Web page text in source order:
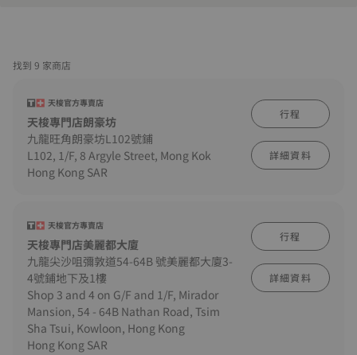
找到 9 家商店
天梭官方專賣店
天梭專門店朗豪坊
九龍旺角朗豪坊L102號鋪
L102, 1/F, 8 Argyle Street, Mong Kok
Hong Kong SAR
行程
詳細資料
天梭官方專賣店
天梭專門店美麗都大廈
九龍尖沙咀彌敦道54-64B 號美麗都大廈3-
4號鋪地下及1樓
Shop 3 and 4 on G/F and 1/F, Mirador
Mansion, 54 - 64B Nathan Road, Tsim
Sha Tsui, Kowloon, Hong Kong
Hong Kong SAR
行程
詳細資料